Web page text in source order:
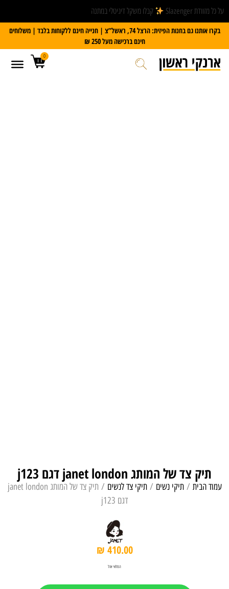
על כל מזוודת Slazenger
קבלו משקל דיגיטלי במתנה
בקרו אותנו גם בחנות הפיזית: הרצל 74, ראשל”צ | חנייה חינם ללקוחות בלבד | משלוחים
חינם ברכישה מעל 250 ₪
0
תיק צד של המותג janet london דגם j123
עמוד הבית /תיקי נשים /תיקי צד לנשים
/ תיק צד של המותג janet london
דגם j123
₪ 410.00
המלאי אזל